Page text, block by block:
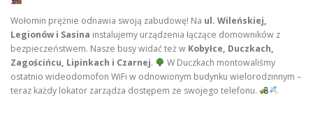
Wołomin prężnie odnawia swoją zabudowę! Na ul. Wileńskiej,
Legionów i Sasina instalujemy urządzenia łączące domowników z
bezpieczeństwem. Nasze busy widać też w Kobyłce, Duczkach,
Zagościńcu, Lipinkach i Czarnej.
W Duczkach montowaliśmy
ostatnio wideodomofon WiFi w odnowionym budynku wielorodzinnym –
teraz każdy lokator zarządza dostępem ze swojego telefonu.